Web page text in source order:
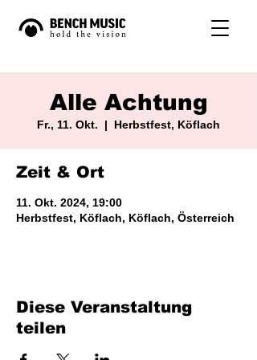
Alle Achtung
Fr., 11. Okt.
  |
Herbstfest, Köflach
Zeit & Ort
11. Okt. 2024, 19:00
Herbstfest, Köflach, Köflach, Österreich
Diese Veranstaltung
teilen